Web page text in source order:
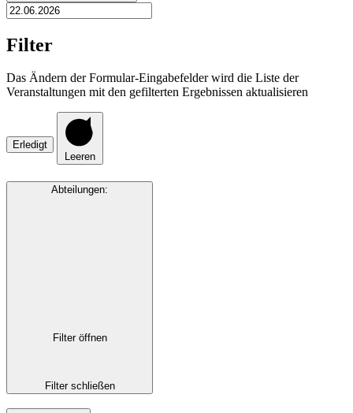
Filter
Das Ändern der Formular-Eingabefelder wird die Liste der
Veranstaltungen mit den gefilterten Ergebnissen aktualisieren
Erledigt
Leeren
Abteilungen:
Filter öffnen
Filter schließen